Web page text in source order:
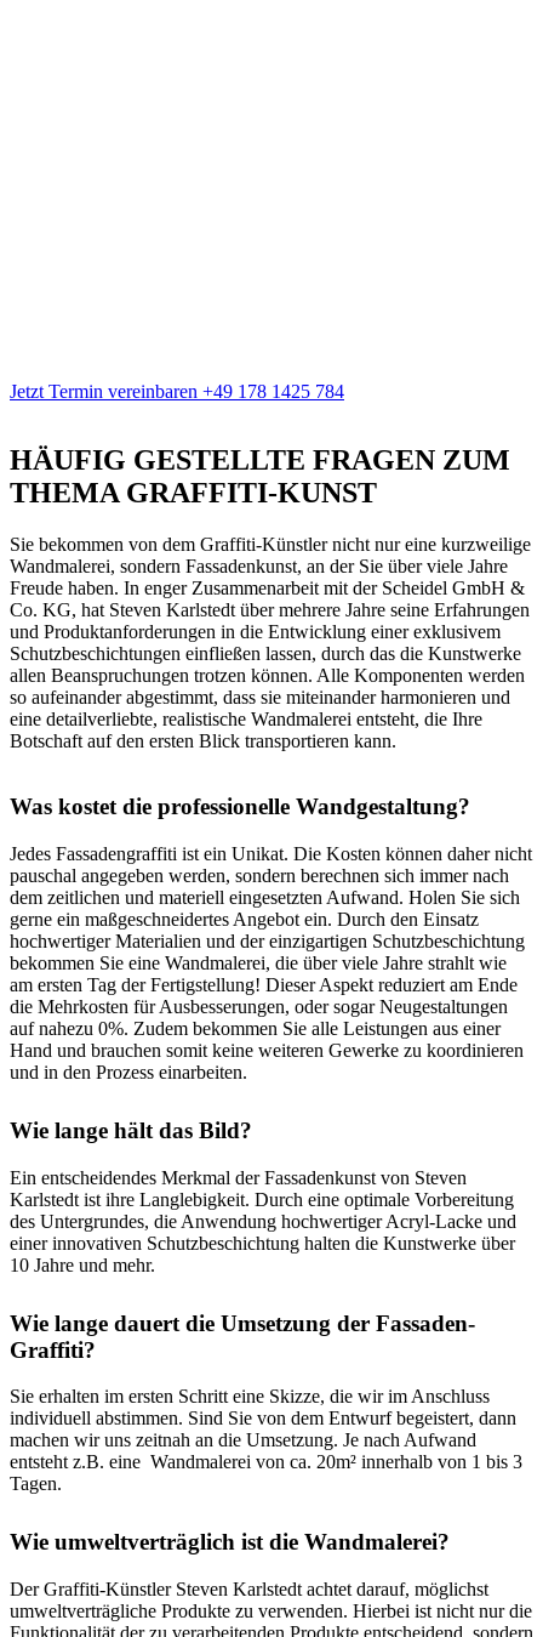
Jetzt Termin vereinbaren +49 178 1425 784
HÄUFIG GESTELLTE FRAGEN ZUM
THEMA GRAFFITI-KUNST
Sie bekommen von dem Graffiti-Künstler nicht nur eine kurzweilige
Wandmalerei, sondern Fassadenkunst, an der Sie über viele Jahre
Freude haben. In enger Zusammenarbeit mit der Scheidel GmbH &
Co. KG, hat Steven Karlstedt über mehrere Jahre seine Erfahrungen
und Produktanforderungen in die Entwicklung einer exklusivem
Schutzbeschichtungen einfließen lassen, durch das die Kunstwerke
allen Beanspruchungen trotzen können. Alle Komponenten werden
so aufeinander abgestimmt, dass sie miteinander harmonieren und
eine detailverliebte, realistische Wandmalerei entsteht, die Ihre
Botschaft auf den ersten Blick transportieren kann.
Was kostet die professionelle Wandgestaltung?
Jedes Fassadengraffiti ist ein Unikat. Die Kosten können daher nicht
pauschal angegeben werden, sondern berechnen sich immer nach
dem zeitlichen und materiell eingesetzten Aufwand. Holen Sie sich
gerne ein maßgeschneidertes Angebot ein. Durch den Einsatz
hochwertiger Materialien und der einzigartigen Schutzbeschichtung
bekommen Sie eine Wandmalerei, die über viele Jahre strahlt wie
am ersten Tag der Fertigstellung! Dieser Aspekt reduziert am Ende
die Mehrkosten für Ausbesserungen, oder sogar Neugestaltungen
auf nahezu 0%. Zudem bekommen Sie alle Leistungen aus einer
Hand und brauchen somit keine weiteren Gewerke zu koordinieren
und in den Prozess einarbeiten.
Wie lange hält das Bild?
Ein entscheidendes Merkmal der Fassadenkunst von Steven
Karlstedt ist ihre Langlebigkeit. Durch eine optimale Vorbereitung
des Untergrundes, die Anwendung hochwertiger Acryl-Lacke und
einer innovativen Schutzbeschichtung halten die Kunstwerke über
10 Jahre und mehr.
Wie lange dauert die Umsetzung der Fassaden-
Graffiti?
Sie erhalten im ersten Schritt eine Skizze, die wir im Anschluss
individuell abstimmen. Sind Sie von dem Entwurf begeistert, dann
machen wir uns zeitnah an die Umsetzung. Je nach Aufwand
entsteht z.B. eine Wandmalerei von ca. 20m² innerhalb von 1 bis 3
Tagen.
Wie umweltverträglich ist die Wandmalerei?
Der Graffiti-Künstler Steven Karlstedt achtet darauf, möglichst
umweltverträgliche Produkte zu verwenden. Hierbei ist nicht nur die
Funktionalität der zu verarbeitenden Produkte entscheidend, sondern